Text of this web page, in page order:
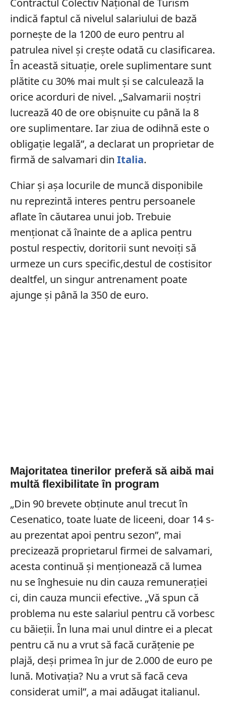
indică faptul că nivelul salariului de bază
pornește de la 1200 de euro pentru al
patrulea nivel și crește odată cu clasificarea.
În această situație, orele suplimentare sunt
plătite cu 30% mai mult și se calculează la
orice acorduri de nivel. „Salvamarii noștri
lucrează 40 de ore obișnuite cu până la 8
ore suplimentare. Iar ziua de odihnă este o
obligație legală”, a declarat un proprietar de
firmă de salvamari din Italia.
Chiar și așa locurile de muncă disponibile
nu reprezintă interes pentru persoanele
aflate în căutarea unui job. Trebuie
menționat că înainte de a aplica pentru
postul respectiv, doritorii sunt nevoiți să
urmeze un curs specific,destul de costisitor
dealtfel, un singur antrenament poate
ajunge și până la 350 de euro.
Majoritatea tinerilor preferă să aibă mai
multă flexibilitate în program
„Din 90 brevete obținute anul trecut în
Cesenatico, toate luate de liceeni, doar 14 s-
au prezentat apoi pentru sezon”, mai
precizează proprietarul firmei de salvamari,
acesta continuă și menționează că lumea
nu se înghesuie nu din cauza remunerației
ci, din cauza muncii efective. „Vă spun că
problema nu este salariul pentru că vorbesc
cu băieții. În luna mai unul dintre ei a plecat
pentru că nu a vrut să facă curățenie pe
plajă, deși primea în jur de 2.000 de euro pe
lună. Motivația? Nu a vrut să facă ceva
considerat umil”, a mai adăugat italianul.